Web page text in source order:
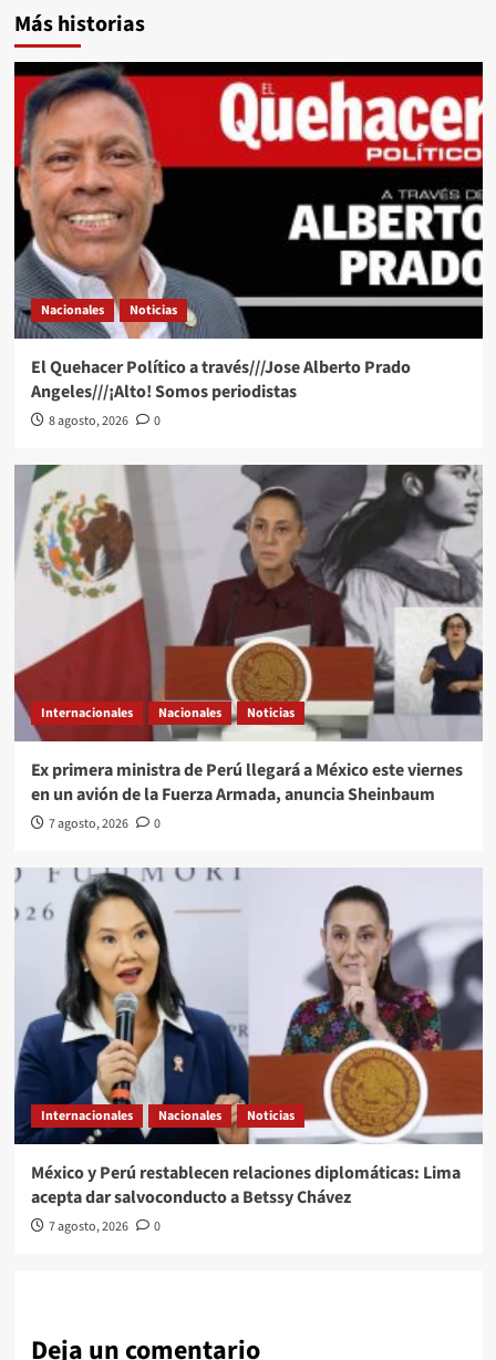
Más historias
Nacionales Noticias
El Quehacer Político a través///Jose Alberto Prado
Angeles///¡Alto! Somos periodistas
8 agosto, 2026 0
Internacionales Nacionales Noticias
Ex primera ministra de Perú llegará a México este viernes
en un avión de la Fuerza Armada, anuncia Sheinbaum
7 agosto, 2026 0
Internacionales Nacionales Noticias
México y Perú restablecen relaciones diplomáticas: Lima
acepta dar salvoconducto a Betssy Chávez
7 agosto, 2026 0
Deja un comentario